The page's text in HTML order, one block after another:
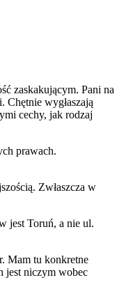
zaskakującym. Pani na
wygłaszają
cechy, jak rodzaj
prawach.
Zwłaszcza w
jest Toruń, a nie ul.
Mam tu konkretne
jest niczym wobec